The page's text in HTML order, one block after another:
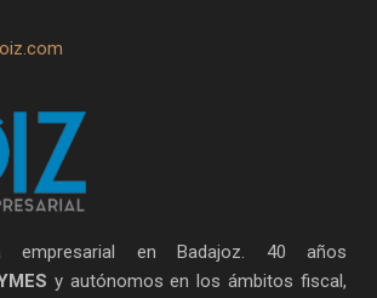
empresarial en Badajoz. 40 años
y autónomos en los ámbitos fiscal,